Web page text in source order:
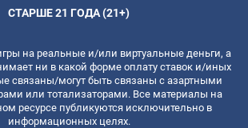
СТАРШЕ 21 ГОДА (21+)
на реальные и/или виртуальные деньги, а
ни в какой форме оплату ставок и/иных
связаны/могут быть связаны с азартными
или тотализаторами. Все материалы на
ресурсе публикуются исключительно в
информационных целях.